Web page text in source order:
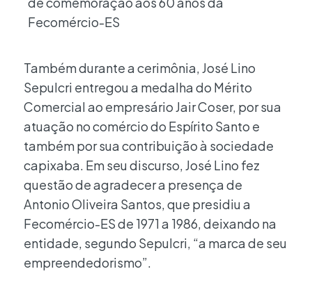
Também durante a cerimônia, José Lino
Sepulcri entregou a medalha do Mérito
Comercial ao empresário Jair Coser, por sua
atuação no comércio do Espírito Santo e
também por sua contribuição à sociedade
capixaba. Em seu discurso, José Lino fez
questão de agradecer a presença de
Antonio Oliveira Santos, que presidiu a
Fecomércio-ES de 1971 a 1986, deixando na
entidade, segundo Sepulcri, “a marca de seu
empreendedorismo”.